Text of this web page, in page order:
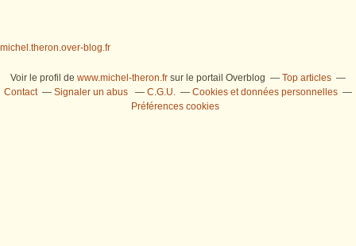
michel.theron.over-blog.fr
Voir le profil de www.michel-theron.fr sur le portail Overblog
Top articles
Contact
Signaler un abus C.G.U.
Cookies et données personnelles
Préférences cookies